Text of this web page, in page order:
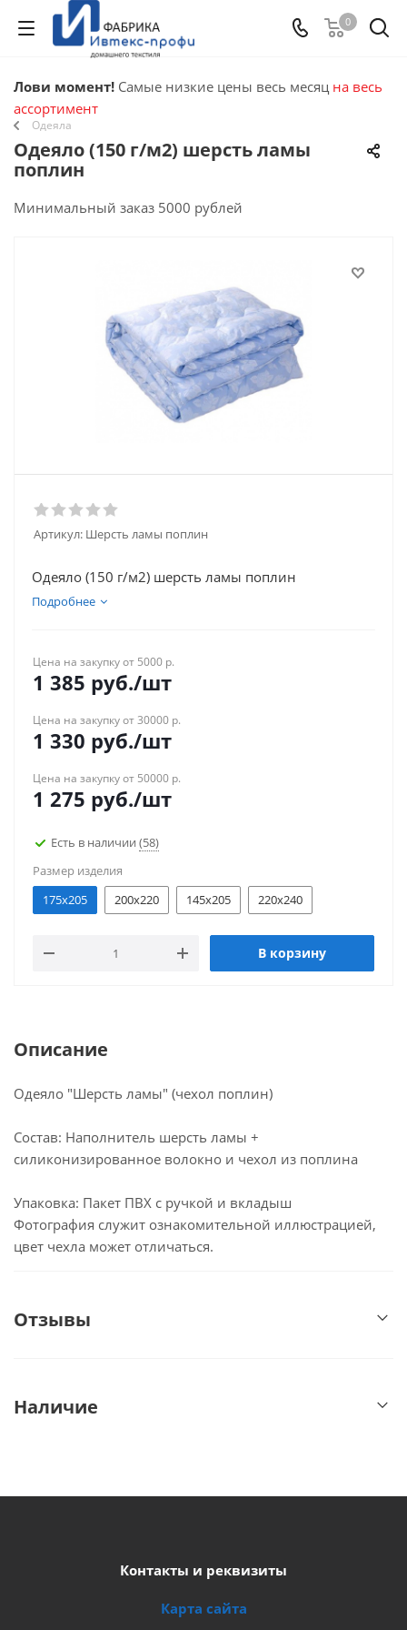
0
Лови момент! Самые низкие цены весь месяц на весь
ассортимент
Одеяла
Одеяло (150 г/м2) шерсть ламы
поплин
Минимальный заказ 5000 рублей
Артикул: Шерсть ламы поплин
Одеяло (150 г/м2) шерсть ламы поплин
Подробнее
Цена на закупку от 5000 р.
1 385 руб./шт
Цена на закупку от 30000 р.
1 330 руб./шт
Цена на закупку от 50000 р.
1 275 руб./шт
Есть в наличии (58)
Размер изделия
175х205
200х220 145х205 220х240
В корзину
Описание
Одеяло "Шерсть ламы" (чехол поплин)
Состав: Наполнитель шерсть ламы +
силиконизированное волокно и чехол из поплина
Упаковка: Пакет ПВХ с ручкой и вкладыш
Фотография служит ознакомительной иллюстрацией,
цвет чехла может отличаться.
Отзывы
Наличие
Контакты и реквизиты
Карта сайта